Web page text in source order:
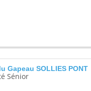
Gapeau SOLLIES PONT
Sénior